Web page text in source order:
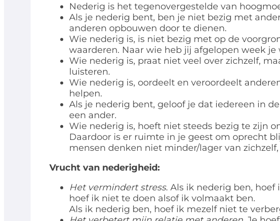
Nederig is het tegenovergestelde van
Als je nederig bent, ben je niet bezig met
anderen opbouwen door te dienen.
Wie nederig is, is niet bezig met op de
waarderen. Naar wie heb jij afgelopen week
Wie nederig is, praat niet veel over zichzelf,
luisteren.
Wie nederig is, oordeelt en veroordeelt
helpen.
Als je nederig bent, geloof je dat iedereen in
een ander.
Wie nederig is, hoeft niet steeds bezig te zijn
Daardoor is er ruimte in je geest om oprecht
mensen denken niet minder/lager van
Vrucht van nederigheid:
Het vermindert stress. Als ik nederig ben,
hoef ik niet te doen alsof ik volmaakt ben.
Als ik nederig ben, hoef ik mezelf niet te